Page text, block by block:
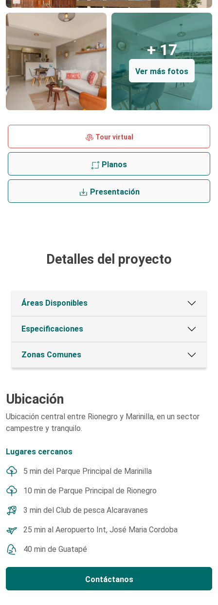
+ 17
Ver más fotos
Tour virtual
Planos
Presentación
Detalles del proyecto
Áreas Disponibles
Especificaciones
Zonas Comunes
Ubicación
Ubicación central entre Rionegro y Marinilla, en un sector
campestre y tranquilo.
Lugares cercanos
5 min del Parque Principal de Marinilla
10 min de Parque Principal de Rionegro
3 min del Club de pesca Alcaravanes
25 min al Aeropuerto Int, José Maria Cordoba
40 min de Guatapé
Contáctanos